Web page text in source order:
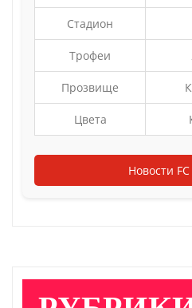
Стадион
Трофеи
Прозвище
Цвета
Новости